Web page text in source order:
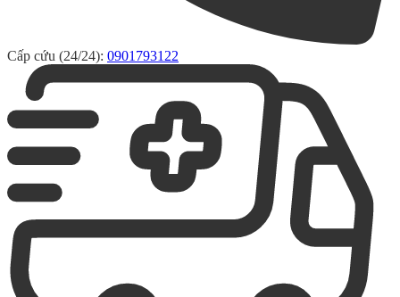
Cấp cứu (24/24): 0901793122